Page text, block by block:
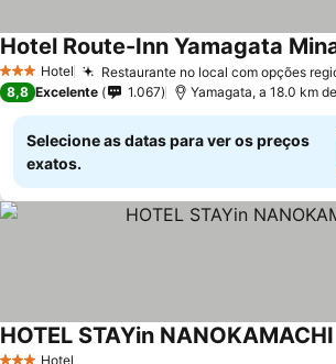
3 EstrelasHotel Restaurante no local com opções
8,8 Excelente 1.067 Yamagata, a 18.0 km
Selecione as datas para ver os preços
exatos.
Hotel
HOTEL STAYin NANOKAMACHI